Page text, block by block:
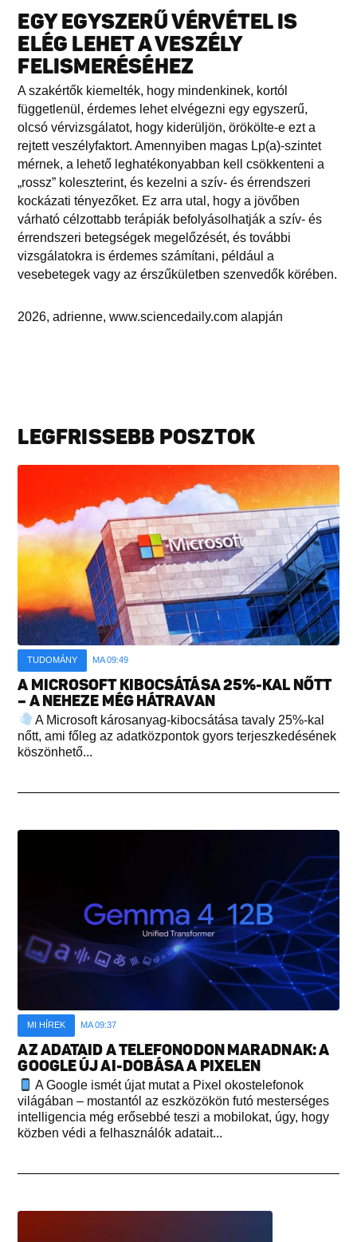
EGY EGYSZERŰ VÉRVÉTEL IS
ELÉG LEHET A VESZÉLY
FELISMERÉSÉHEZ
A szakértők kiemelték, hogy mindenkinek, kortól
függetlenül, érdemes lehet elvégezni egy egyszerű,
olcsó vérvizsgálatot, hogy kiderüljön, örökölte-e ezt a
rejtett veszélyfaktort. Amennyiben magas Lp(a)-szintet
mérnek, a lehető leghatékonyabban kell csökkenteni a
„rossz” koleszterint, és kezelni a szív- és érrendszeri
kockázati tényezőket. Ez arra utal, hogy a jövőben
várható célzottabb terápiák befolyásolhatják a szív- és
érrendszeri betegségek megelőzését, és további
vizsgálatokra is érdemes számítani, például a
vesebetegek vagy az érszűkületben szenvedők körében.
2026, adrienne, www.sciencedaily.com alapján
LEGFRISSEBB POSZTOK
TUDOMÁNY MA 09:49
A MICROSOFT KIBOCSÁTÁSA 25%-KAL NŐTT
– A NEHEZE MÉG HÁTRAVAN
A Microsoft károsanyag-kibocsátása tavaly 25%-kal
nőtt, ami főleg az adatközpontok gyors terjeszkedésének
köszönhető...
MI HÍREK MA 09:37
AZ ADATAID A TELEFONODON MARADNAK: A
GOOGLE ÚJ AI-DOBÁSA A PIXELEN
A Google ismét újat mutat a Pixel okostelefonok
világában – mostantól az eszközökön futó mesterséges
intelligencia még erősebbé teszi a mobilokat, úgy, hogy
közben védi a felhasználók adatait...